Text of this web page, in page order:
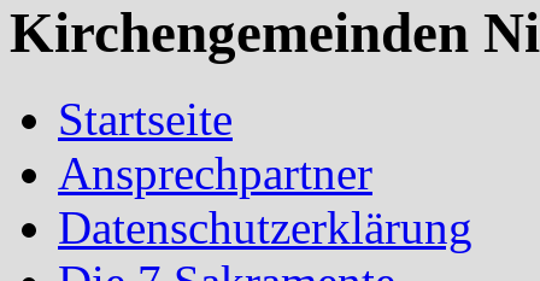
Kirchengemeinden
Startseite
Ansprechpartner
Datenschutzerklärung